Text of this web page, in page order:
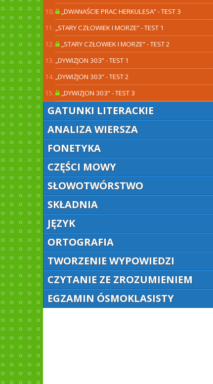
„DWANAŚCIE PRAC HERKULESA” - TEST 3
„STARY CZŁOWIEK I MORZE” - TEST 1
„STARY CZŁOWIEK I MORZE” - TEST 2
„DYWIZJON 303” - TEST 1
„DYWIZJON 303” - TEST 2
„DYWIZJON 303” - TEST 3
GATUNKI LITERACKIE
ANALIZA WIERSZA
FONETYKA
CZĘŚCI MOWY
SŁOWOTWÓRSTWO
SKŁADNIA
JĘZYK
ORTOGRAFIA
TWORZENIE WYPOWIEDZI
CZYTANIE ZE ZROZUMIENIEM
EGZAMIN ÓSMOKLASISTY